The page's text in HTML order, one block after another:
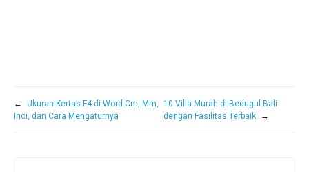
←
Ukuran Kertas F4 di Word Cm, Mm,
Inci, dan Cara Mengaturnya
10 Villa Murah di Bedugul Bali
dengan Fasilitas Terbaik
→